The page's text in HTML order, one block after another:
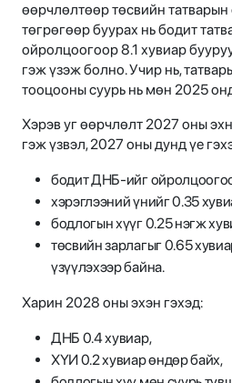
өөрчлөлтөөр төсвийн
төгрөгөөр буурах нь бодит
ойролцоогоор 8.1 хувиар
гэж үзэж болно. Учир нь,
тооцооны суурь нь мөн 2025
Хэрэв уг өөрчлөлт 2027 оны
гэж үзвэл, 2027 оны дунд үе
бодит ДНБ-ийг
хэрэглээний үнийг 0.35
бодлогын хүүг 0.25 нэгж
төсвийн зарлагыг 0.65
үзүүлэхээр байна.
Харин 2028 оны эхэн гэхэд:
ДНБ 0.4 хувиар,
ХҮИ 0.2 хувиар өндөр байх,